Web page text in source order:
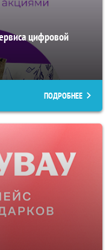
цифровой
ПОДРОБНЕЕ